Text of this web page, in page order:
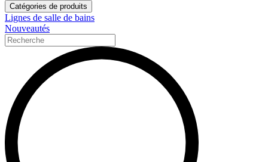
Catégories de produits
Lignes de salle de bains
Nouveautés